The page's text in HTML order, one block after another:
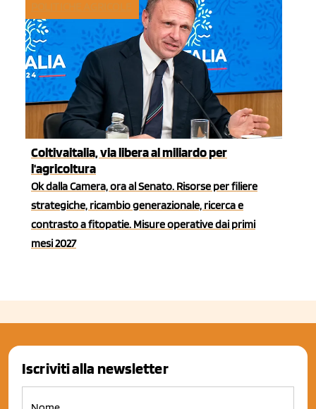
Coltivaitalia, via libera al miliardo per
l'agricoltura
Ok dalla Camera, ora al Senato. Risorse per filiere
strategiche, ricambio generazionale, ricerca e
contrasto a fitopatie. Misure operative dai primi
mesi 2027
Iscriviti alla newsletter